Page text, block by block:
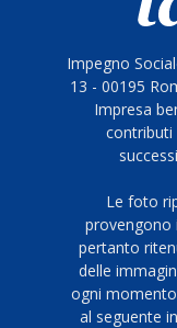
Impegno
13 - 00195
Impresa
contributi
Le foto
provengono
pertanto
delle
ogni
al seguente